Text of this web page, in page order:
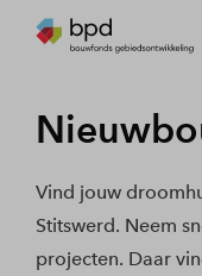
Vind jouw
Stitswerd. Neem
projecten. Daar